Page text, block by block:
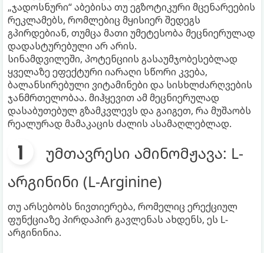
„ჯადოსნური“ აბებისა თუ ეგზოტიკური მცენარეების
რეკლამებს, რომლებიც მყისიერ შედეგს
გპირდებიან, თუმცა მათი უმეტესობა მეცნიერულად
დადასტურებული არ არის.
სინამდვილეში, პოტენციის გასაუმჯობესებლად
ყველაზე ეფექტური იარაღი სწორი კვება,
ბალანსირებული ვიტამინები და სისხლძარღვების
ჯანმრთელობაა. მიჰყევით ამ მეცნიერულად
დასაბუთებულ გზამკვლევს და გაიგეთ, რა მუშაობს
რეალურად მამაკაცის ძალის ასამაღლებლად.
უმთავრესი ამინომჟავა: L-
არგინინი (L-Arginine)
თუ არსებობს ნივთიერება, რომელიც ერექციულ
ფუნქციაზე პირდაპირ გავლენას ახდენს, ეს L-
არგინინია.